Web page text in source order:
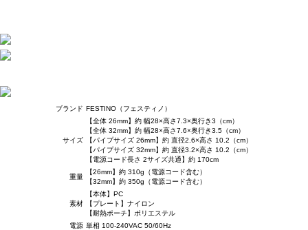
ブランド FESTINO（フェスティノ）
サイズ
【全体 26mm】約 幅28×高さ7.3×奥行き3（cm）
【全体 32mm】約 幅28×高さ7.6×奥行き3.5（cm）
【パイプサイズ 26mm】約 直径2.6×高さ 10.2（cm）
【パイプサイズ 32mm】約 直径3.2×高さ 10.2（cm）
【電源コード長さ 2サイズ共通】約 170cm
重量
【26mm】約 310g（電源コード含む）
【32mm】約 350g（電源コード含む）
素材
【本体】PC
【プレート】ナイロン
【耐熱ポーチ】ポリエステル
電源 単相 100-240VAC 50/60Hz